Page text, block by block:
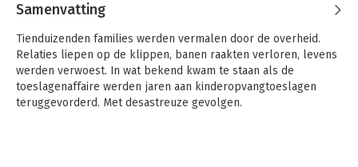
Samenvatting
Tienduizenden families werden vermalen door de overheid.
Relaties liepen op de klippen, banen raakten verloren, levens
werden verwoest. In wat bekend kwam te staan als de
toeslagenaffaire werden jaren aan kinderopvangtoeslagen
teruggevorderd. Met desastreuze gevolgen.